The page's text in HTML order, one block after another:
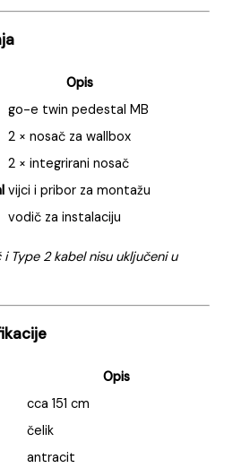
Opis
go-e twin pedestal MB
2 × nosač za wallbox
2 × integrirani nosač
vijci i pribor za montažu
vodič za instalaciju
Type 2 kabel nisu uključeni u
Opis
cca 151 cm
čelik
antracit